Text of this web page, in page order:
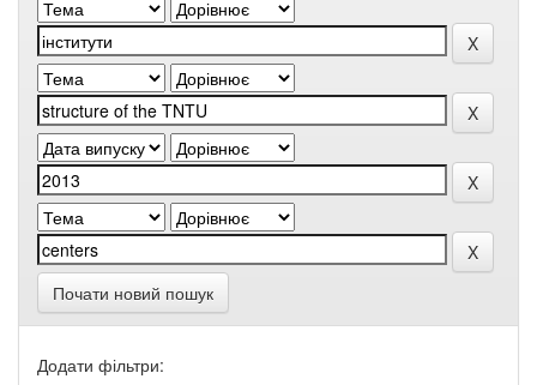
Почати новий пошук
Додати фільтри: